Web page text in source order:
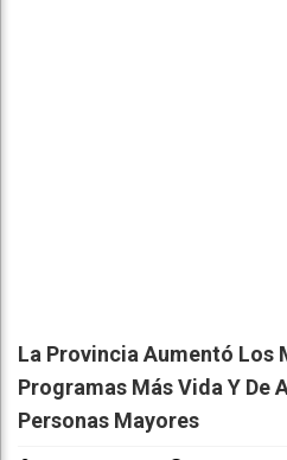
La Provincia Aumentó Los
Programas Más Vida Y De
Personas Mayores